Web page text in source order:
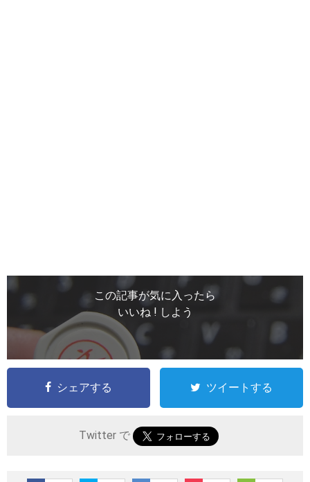
この記事が気に入ったら
いいね ! しよう
シェアする ツイートする
Twitter で